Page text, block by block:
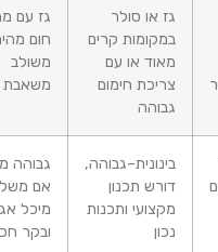
סולר
קרים
או עם
חימום
גז עם מחליף
חום מהיר או
משולב
משאבת חום
תכנון
ותכנות
גבוהה מאוד
אם משלבים
מיכל אגירה
ובקר חכם